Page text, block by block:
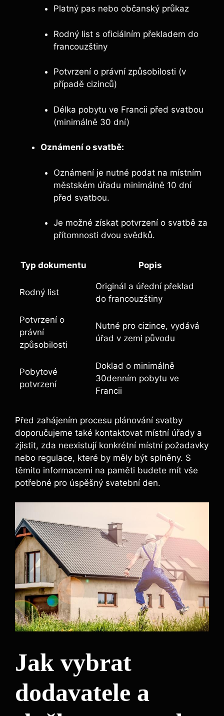
Platný pas nebo občanský průkaz
Rodný list s oficiálním překladem do
francouzštiny
Potvrzení o právní způsobilosti (v
případě cizinců)
Délka pobytu ve Francii před svatbou
(minimálně 30 dní)
Oznámení o svatbě:
Oznámení je nutné podat na místním
městském úřadu minimálně 10 dní
před svatbou.
Je možné získat potvrzení o svatbě za
přítomnosti dvou svědků.
Typ dokumentu Popis
Rodný list
Originál a úřední překlad
do francouzštiny
Potvrzení o
právní
způsobilosti
Nutné pro cizince, vydává
úřad v zemi původu
Pobytové
potvrzení
Doklad o minimálně
30denním pobytu ve
Francii
Před zahájením procesu plánování svatby
doporučujeme také kontaktovat místní úřady a
zjistit, zda neexistují konkrétní místní požadavky
nebo regulace, které by měly být splněny. S
těmito informacemi na paměti budete mít vše
potřebné pro úspěšný svatební den.
Jak vybrat
dodavatele a